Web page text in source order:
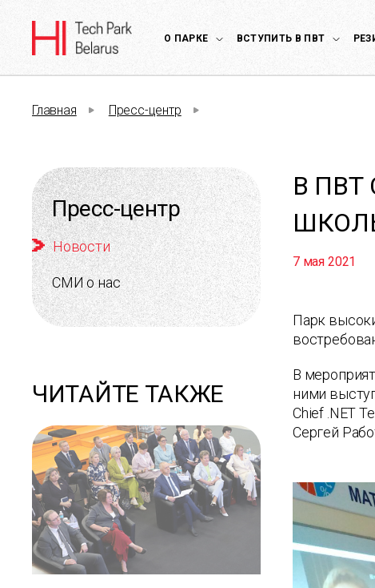
О ПАРКЕ ВСТУПИТЬ В ПВТ
Главная Пресс-центр
Пресс-центр
Новости
СМИ о нас
ЧИТАЙТЕ ТАКЖЕ
В ПВТ
7 мая 2021
Парк
В
ними
Chief .NET
Сергей